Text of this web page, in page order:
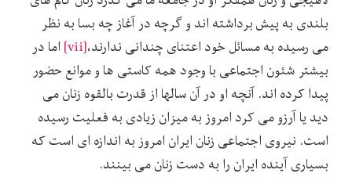
بلندی به پیش برداشته اند و گرچه در آغاز چه بسا به نظر
می رسیده به مسائل خود اعتنای چندانی ندارند،[vii]
اما در
بیشتر شئون اجتماعی با وجود همه کاستی ها و موانع حضور
پیدا کرده اند. آنچه او در آن سالها از قدرت بالقوه زنان می
دید یا آرزو می کرد امروز به میزان زیادی به فعلیت رسیده
است. نیروی اجتماعی زنان ایران امروز به اندازه ای است که
بسیاری آینده ایران را به دست زنان می بینند.